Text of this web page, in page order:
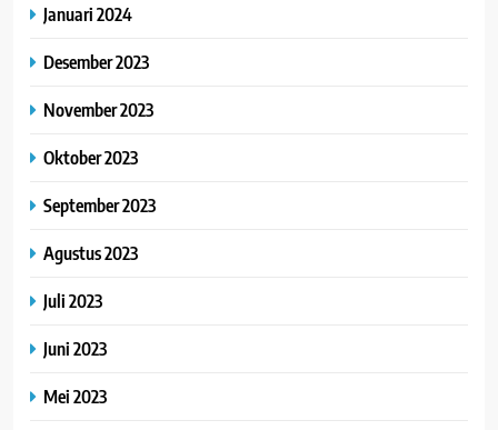
Januari 2024
Desember 2023
November 2023
Oktober 2023
September 2023
Agustus 2023
Juli 2023
Juni 2023
Mei 2023